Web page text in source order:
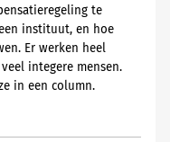
te
instituut, en hoe
Er werken heel
integere mensen.
in een column.